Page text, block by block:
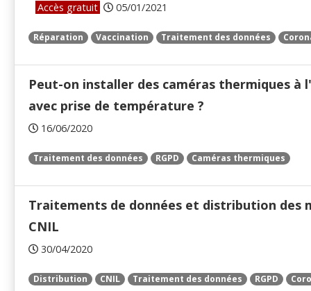
Accès gratuit 05/01/2021
Réparation Vaccination Traitement des données
Peut-on installer des caméras thermiques
avec prise de température ?
16/06/2020
Traitement des données RGPD Caméras thermiques
Traitements de données et distribution des
CNIL
30/04/2020
Distribution CNIL Traitement des données RGPD